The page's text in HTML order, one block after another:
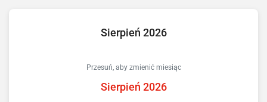
Sierpień 2026
Przesuń, aby zmienić miesiąc
Sierpień 2026